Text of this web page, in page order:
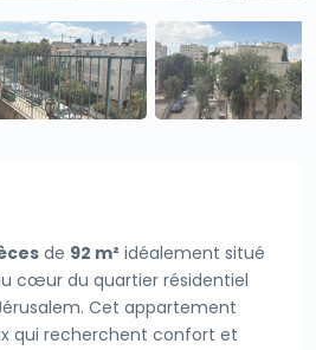
de 92 m² idéalement situé
cœur du quartier résidentiel
Cet appartement
qui recherchent confort et